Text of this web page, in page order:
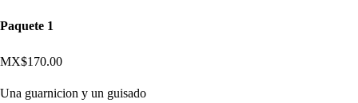
Paquete 1
MX$170.00
Una guarnicion y un guisado